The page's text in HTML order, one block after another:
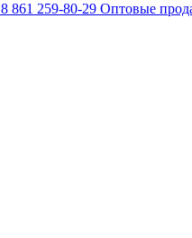
8 861 259-80-29 Оптовые